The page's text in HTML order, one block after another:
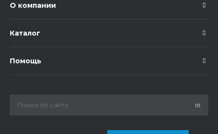
О компании
Каталог
Помощь